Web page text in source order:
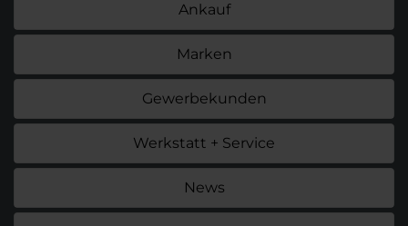
Ankauf
Marken
Gewerbekunden
Werkstatt + Service
News